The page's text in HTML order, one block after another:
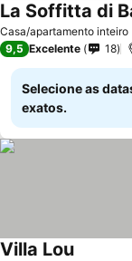
Casa/apartamento inteiro
La Soffitta di
9,5 Excelente 18
Selecione as
exatos.
Villa Lou